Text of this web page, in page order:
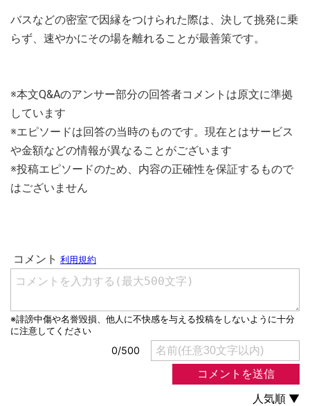
バスなどの密室で因縁をつけられた際は、決して挑発に乗
らず、速やかにその場を離れることが最善策です。
※本文Q&Aのアンサー部分の回答者コメントは原文に準拠
しています
※エピソードは回答の当時のものです。現在とはサービス
や金額などの情報が異なることがございます
※投稿エピソードのため、内容の正確性を保証するもので
はございません